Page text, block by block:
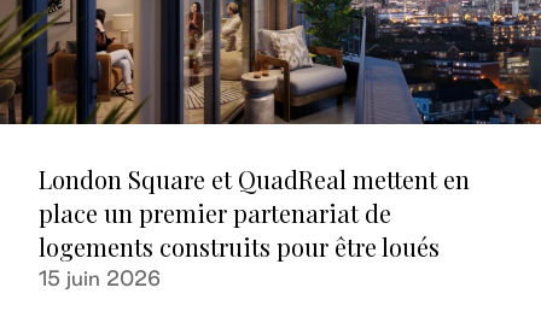
London Square et QuadReal mettent en
place un premier partenariat de
logements construits pour être loués
15 juin 2026